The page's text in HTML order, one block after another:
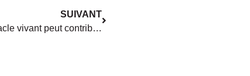
SUIVANT
[Empouvoirement] Quand le spectacle vivant peut contribuer à prévenir les violences faites aux enfants